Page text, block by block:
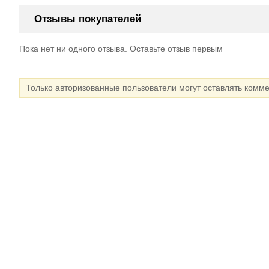
Отзывы покупателей
Пока нет ни одного отзыва. Оставьте отзыв первым
Только авторизованные пользователи могут оставлять